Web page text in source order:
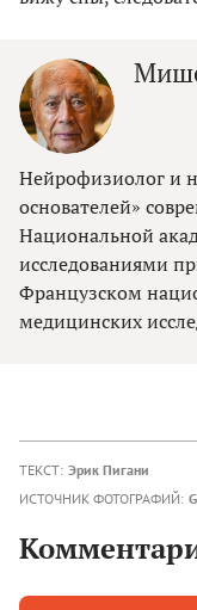
Нейрофизиолог и
основателей»
Национальной
исследованиями
Французском
медицинских
ТЕКСТ: Эрик Пигани
ИСТОЧНИК ФОТОГРАФИЙ: